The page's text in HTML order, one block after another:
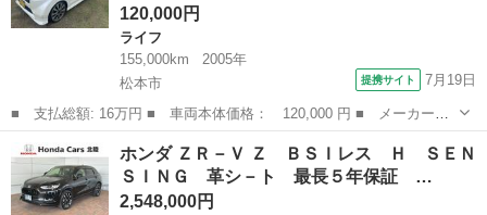
120,000円
ライフ
155,000km
2005年
松本市
提携サイト 7月19日
■ 支払総額: 16万円 ■ 車両本体価格： 120,000 円 ■ メーカー
名： ホンダ ■ 車種名： ライフ ■ グレード名： Ｃターボ Ｅ
ＴＣ エアロ カーナビ ■ 排気量： 660cc ■ ドア枚数： 5D ■
ミ...
長野 ライフ
ホンダ ＺＲ－Ｖ Ｚ ＢＳＩレス Ｈ ＳＥＮ
ＳＩＮＧ 革シ－ト 最長５年保証 …
2,548,000円